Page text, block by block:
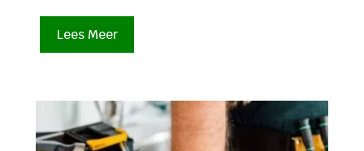
Lees Meer